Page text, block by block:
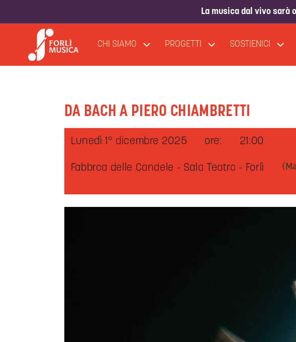
La musica dal vivo sarà
CHI SIAMO PROGETTI SOSTIENICI
DA BACH A PIERO CHIAMBRETTI
Lunedì 1° dicembre 2025 ore: 21:00
Fabbrca delle Candele - Sala Teatro - Forlì